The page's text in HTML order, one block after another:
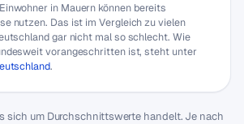
in Mauern können bereits
nutzen. Das ist im Vergleich zu vielen
gar nicht mal so schlecht. Wie
vorangeschritten ist, steht unter
.
sich um Durchschnittswerte handelt. Je nach